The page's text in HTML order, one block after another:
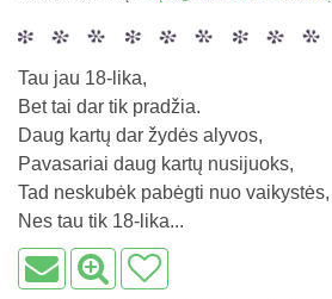
Tau jau 18-lika,
Bet tai dar tik pradžia.
Daug kartų dar žydės alyvos,
Pavasariai daug kartų nusijuoks,
Tad neskubėk pabėgti nuo vaikystės,
Nes tau tik 18-lika...